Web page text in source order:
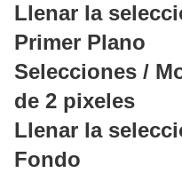
Llenar la
Primer Plano
Selecciones /
de 2 pixeles
Llenar la
Fondo